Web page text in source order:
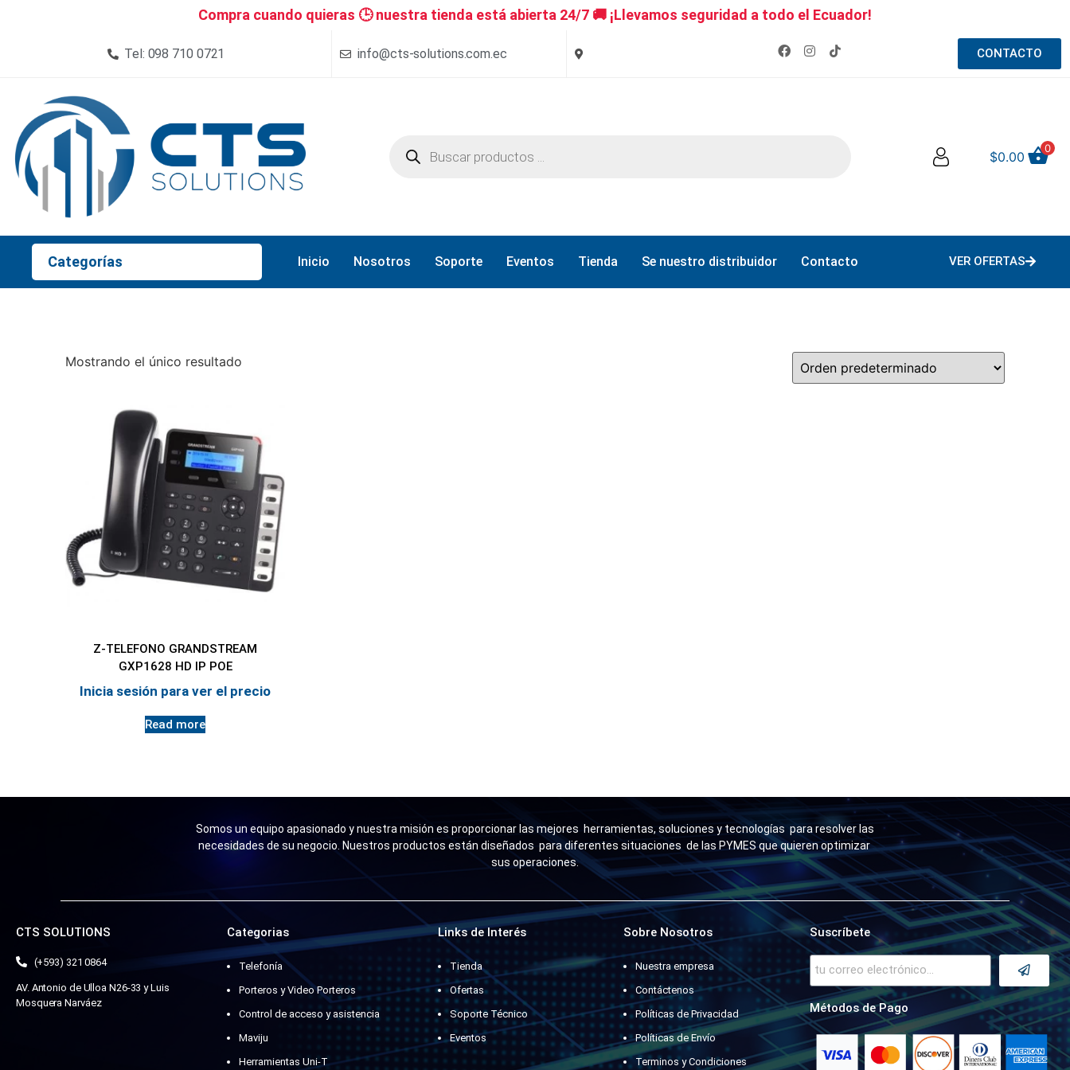
Compra cuando quieras 🕒 nuestra tienda está abierta 24/7 🚚 ¡Llevamos seguridad a todo el Ecuador!
Tel: 098 710 0721 info@cts-solutions.com.ec CONTACTO
$0.00
0
Categorías Inicio Nosotros Soporte Eventos Tienda Se nuestro distribuidor Contacto VER OFERTAS
Mostrando el único resultado
Z-TELEFONO GRANDSTREAM
GXP1628 HD IP POE
Inicia sesión para ver el precio
Read more
Somos un equipo apasionado y nuestra misión es proporcionar las mejores herramientas, soluciones y tecnologías para resolver las
necesidades de su negocio. Nuestros productos están diseñados para diferentes situaciones de las PYMES que quieren optimizar
sus operaciones.
CTS SOLUTIONS
(+593) 321 0864
AV. Antonio de Ulloa N26-33 y Luis
Mosquera Narváez
Categorias
Telefonía
Porteros y Video Porteros
Control de acceso y asistencia
Maviju
Herramientas Uni-T
Links de Interés
Tienda
Ofertas
Soporte Técnico
Eventos
Sobre Nosotros
Nuestra empresa
Contáctenos
Políticas de Privacidad
Políticas de Envío
Terminos y Condiciones
Suscríbete
Métodos de Pago